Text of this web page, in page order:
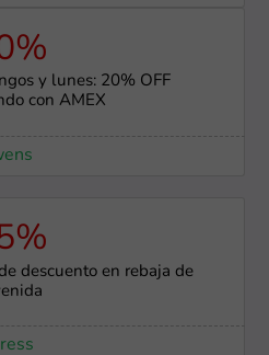
y lunes: 20% OFF
con AMEX
descuento en rebaja de